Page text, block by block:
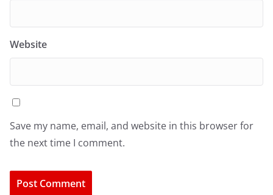
Website
Save my name, email, and website in this browser for
the next time I comment.